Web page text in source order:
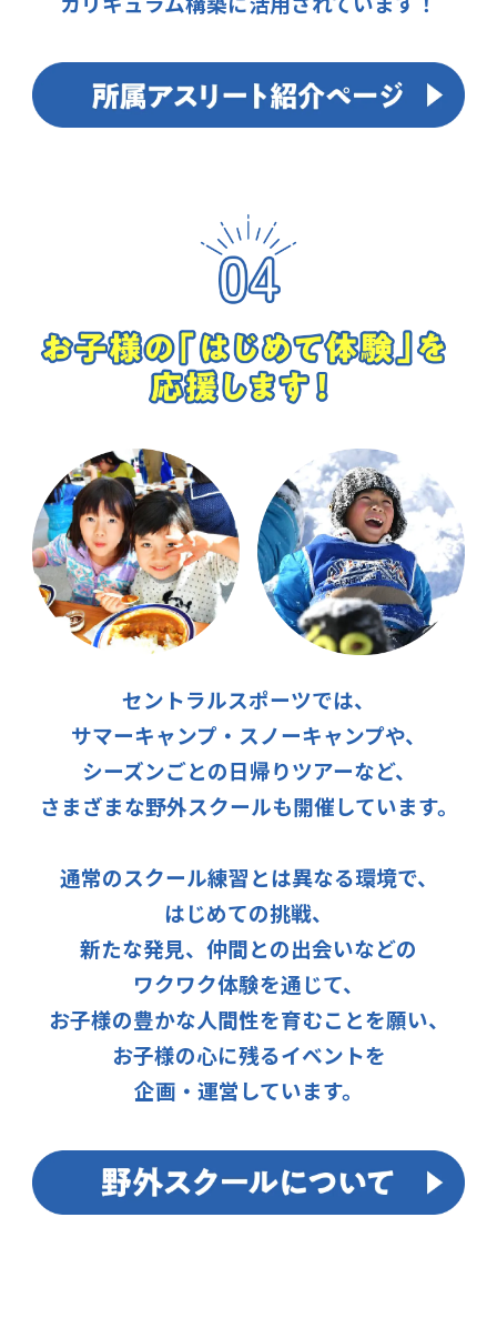
セントラルスポーツでは、
サマーキャンプ・スノーキャンプや、
シーズンごとの日帰りツアーなど、
さまざまな野外スクールも開催しています。
通常のスクール練習とは異なる環境で、
はじめての挑戦、
新たな発見、仲間との出会いなどの
ワクワク体験を通じて、
お子様の豊かな人間性を育むことを願い、
お子様の心に残るイベントを
企画・運営しています。